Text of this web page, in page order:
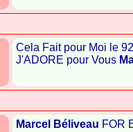
Cela Fait pour Moi le
J'ADORE pour Vous
Marcel Béliveau FOR